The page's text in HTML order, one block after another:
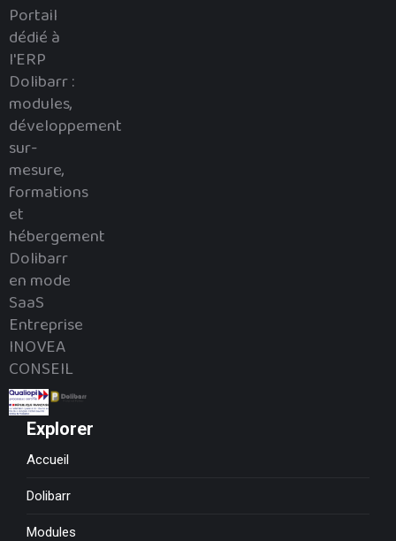
Portail
dédié à
l'ERP
Dolibarr :
modules,
développement
sur-
mesure,
formations
et
hébergement
Dolibarr
en mode
SaaS
Entreprise
INOVEA
CONSEIL
Explorer
Accueil
Dolibarr
Modules